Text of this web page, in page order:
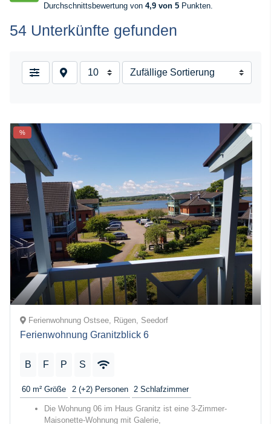
Durchschnittsbewertung von 4,9 von 5 Punkten.
54 Unterkünfte gefunden
%
Ferienwohnung Ostsee, Rügen, Seedorf
Ferienwohnung Granitzblick 6
B F P S
60 m² Größe 2 (+2) Personen 2 Schlafzimmer
Die Wohnung 06 im Haus Granitz ist eine 3-Zimmer-
Maisonette-Wohnung mit Galerie,